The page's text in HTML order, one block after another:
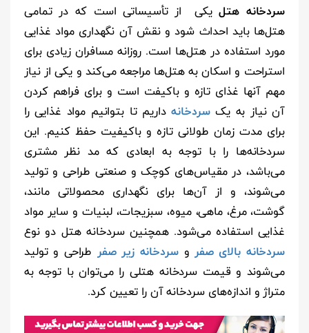
سردخانه هتلیکی از تأسیساتی است که در تمامی
هتل‌ها باید احداث شود و نقش آن نگهداری مواد غذایی
مورد استفاده در هتل‌ها است. روزانه مسافران زیادی برای
استراحت و اسکان به هتل‌ها مراجعه می‌کند و یکی از نیاز
مهم آنها غذای تازه و باکیفت است و برای فراهم کردن
آن نیاز به یکسردخانهداریم تا بتوانیم مواد غذایی را
برای مدت زمان طولانی تازه و باکیفیت حفظ کنیم. این
سردخانه‌ها را با توجه به ابعادی که مد نظر مشتری
می‌باشد، در مقیاس‌های کوچک و صنعتی طراحی و تولید
می‌شوند، و از آن‌ها برای نگهداری محصولاتی مانند،
گوشت، مرغ، ماهی، میوه، سبزیجات، لبنیات و سایر مواد
غذایی استفاده می‌شود. همچنین سردخانه هتل دو نوع
سردخانه بالای صفروسردخانه زیر صفر طراحی و تولید
می‌شوند و قیمت سردخانه هتلی را می‌توان با توجه به
متراژ و اندازه‌های سردخانه آن را تعیین کرد.